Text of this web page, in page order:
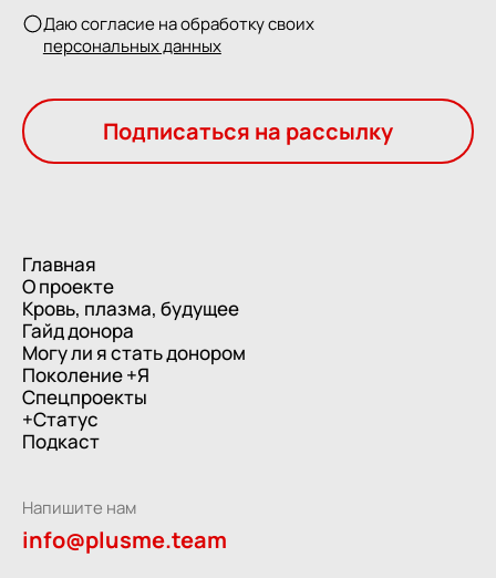
Даю согласие на обработку своих
персональных данных
Подписаться на рассылку
Главная
О проекте
Кровь, плазма, будущее
Гайд донора
Могу ли я стать донором
Поколение +Я
Спецпроекты
+Статус
Подкаст
Напишите нам
info@plusme.team